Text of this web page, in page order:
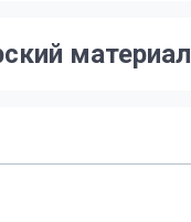
материал